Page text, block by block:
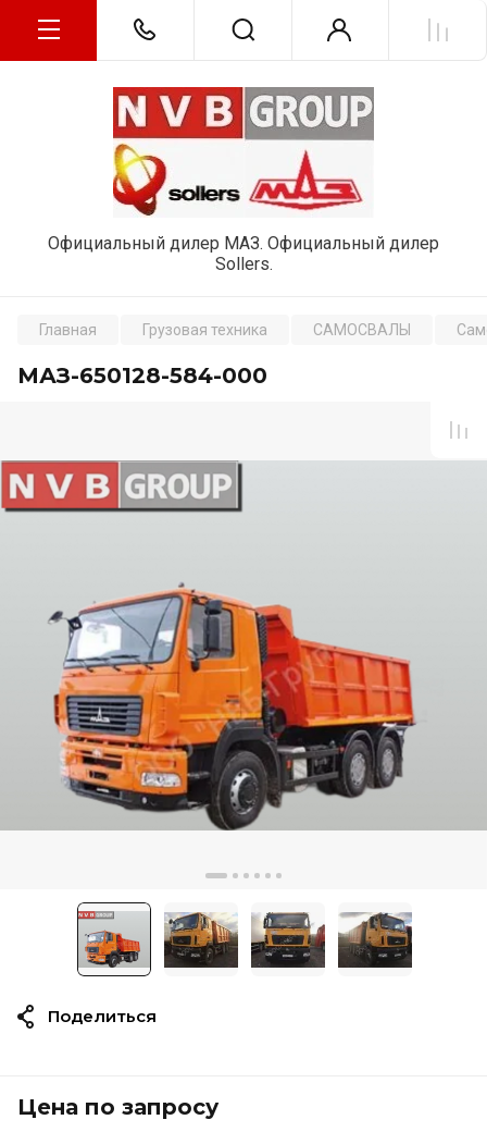
Официальный дилер МАЗ. Официальный дилер
Sollers.
Главная Грузовая техника САМОСВАЛЫ
МАЗ-650128-584-000
Цена по запросу
Поделиться